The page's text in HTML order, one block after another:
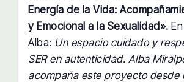
Energía de la Vida:
y Emocional a la Sexualidad».
Alba: Un espacio cuidado y
SER en autenticidad. Alba
acompaña este proyecto desde